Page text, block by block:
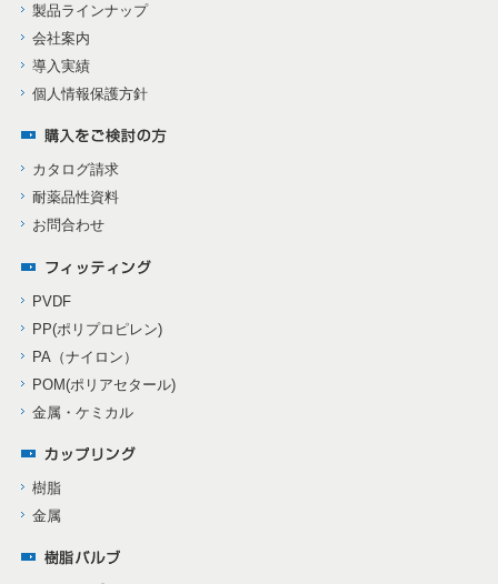
製品ラインナップ
会社案内
導入実績
個人情報保護方針
カタログ請求
耐薬品性資料
お問合わせ
PVDF
PP(ポリプロピレン)
PA（ナイロン）
POM(ポリアセタール)
金属・ケミカル
樹脂
金属